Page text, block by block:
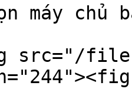
máy chủ
src="/files/